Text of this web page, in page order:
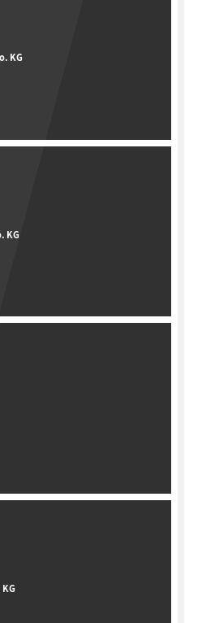
KG
KG